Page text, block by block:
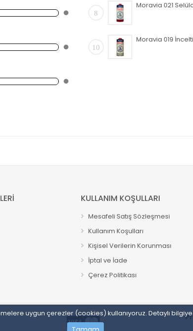
8
10
Moravia 019
uygun çerezler (cookies) kullanıyoruz. Detaylı bilgiye
KULLANIM KOŞULLARI
Mesafeli Satış Sözleşmesi
Kullanım Koşulları
Kişisel Verilerin Korunması
İptal ve İade
Çerez Politikası